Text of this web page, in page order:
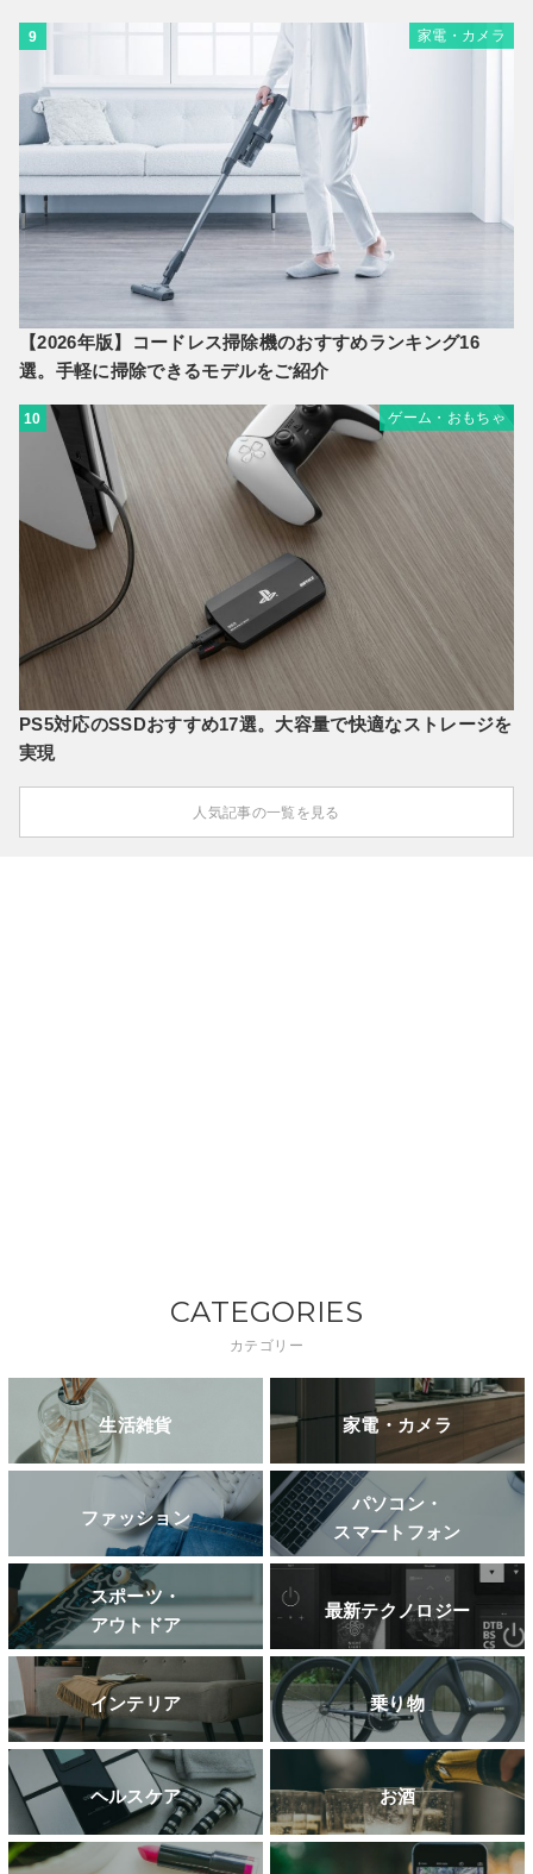
9 家電・カメラ
【2026年版】コードレス掃除機のおすすめランキング16
選。手軽に掃除できるモデルをご紹介
10 ゲーム・おもちゃ
PS5対応のSSDおすすめ17選。大容量で快適なストレージを
実現
人気記事の一覧を見る
CATEGORIES
カテゴリー
生活雑貨 家電・カメラ
ファッション
パソコン・
スマートフォン
スポーツ・
アウトドア
最新テクノロジー
インテリア 乗り物
ヘルスケア お酒